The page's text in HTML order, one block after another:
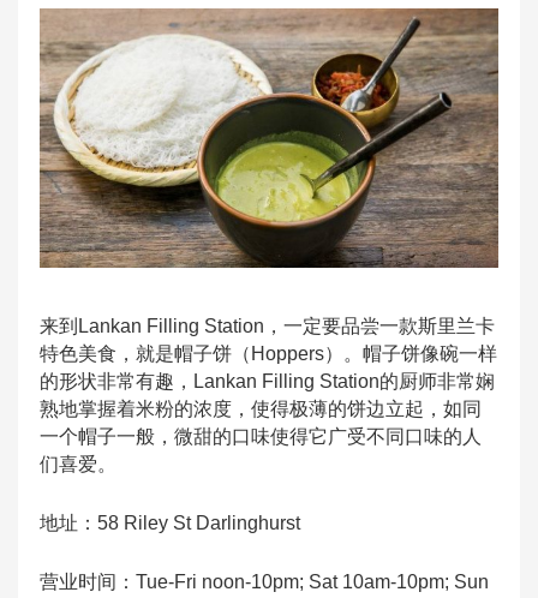
来到Lankan Filling Station，一定要品尝一款斯里兰卡
特色美食，就是帽子饼（Hoppers）。帽子饼像碗一样
的形状非常有趣，Lankan Filling Station的厨师非常娴
熟地掌握着米粉的浓度，使得极薄的饼边立起，如同
一个帽子一般，微甜的口味使得它广受不同口味的人
们喜爱。
地址：58 Riley St Darlinghurst
营业时间：Tue-Fri noon-10pm; Sat 10am-10pm; Sun